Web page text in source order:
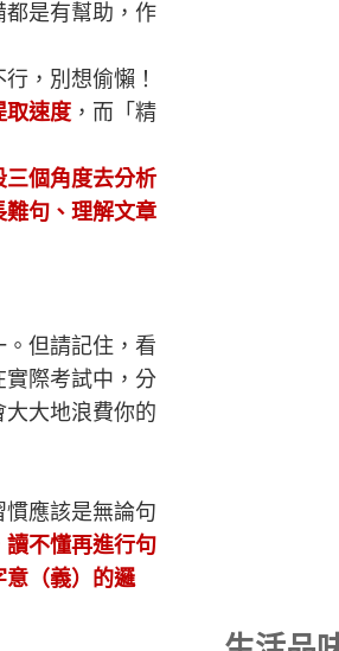
是有幫助，作
，別想偷懶！
取速度，而「精
三個角度去分析
句、理解文章
。但請記住，看
實際考試中，分
大地浪費你的
應該是無論句
讀不懂再進行句
意（義）的邏